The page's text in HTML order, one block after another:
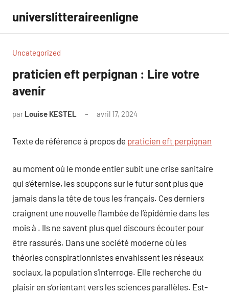
contenu
universlitteraireenligne
Uncategorized
praticien eft perpignan : Lire votre
avenir
par Louise KESTEL avril 17, 2024
Texte de référence à propos de praticien eft perpignan
au moment où le monde entier subit une crise sanitaire
qui s’éternise, les soupçons sur le futur sont plus que
jamais dans la tête de tous les français. Ces derniers
craignent une nouvelle flambée de l’épidémie dans les
mois à . Ils ne savent plus quel discours écouter pour
être rassurés. Dans une société moderne où les
théories conspirationnistes envahissent les réseaux
sociaux, la population s’interroge. Elle recherche du
plaisir en s’orientant vers les sciences parallèles. Est-